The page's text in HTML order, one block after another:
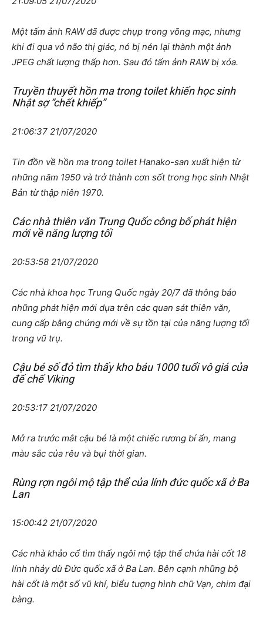
Một tấm ảnh RAW đã được chụp trong võng mạc, nhưng
khi đi qua vỏ não thị giác, nó bị nén lại thành một ảnh
JPEG chất lượng thấp hơn. Sau đó tấm ảnh RAW bị xóa.
Truyền thuyết hồn ma trong toilet khiến học sinh
Nhật sợ “chết khiếp”
21:06:37 21/07/2020
Tin đồn về hồn ma trong toilet Hanako-san xuất hiện từ
những năm 1950 và trở thành cơn sốt trong học sinh Nhật
Bản từ thập niên 1970.
Các nhà thiên văn Trung Quốc công bố phát hiện
mới về năng lượng tối
20:53:58 21/07/2020
Các nhà khoa học Trung Quốc ngày 20/7 đã thông báo
những phát hiện mới dựa trên các quan sát thiên văn,
cung cấp bằng chứng mới về sự tồn tại của năng lượng tối
trong vũ trụ.
Cậu bé số đỏ tìm thấy kho báu 1000 tuổi vô giá của
đế chế Viking
20:53:17 21/07/2020
Mở ra trước mắt cậu bé là một chiếc rương bí ẩn, mang
màu sắc của rêu và bụi thời gian.
Rùng rợn ngôi mộ tập thể của lính đức quốc xã ở Ba
Lan
15:00:42 21/07/2020
Các nhà khảo cổ tìm thấy ngôi mộ tập thể chứa hài cốt 18
lính nhảy dù Đức quốc xã ở Ba Lan. Bên cạnh những bộ
hài cốt là một số vũ khí, biểu tượng hình chữ Vạn, chim đại
bàng.